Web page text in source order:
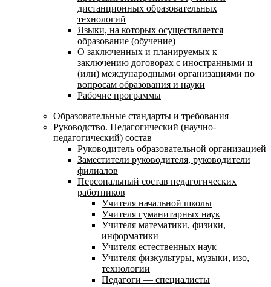
дистанционных образовательных
технологий
Языки, на которых осуществляется
образование (обучение)
О заключенных и планируемых к
заключению договорах с иностранными и
(или) международными организациями по
вопросам образования и науки
Рабочие программы
Образовательные стандарты и требования
Руководство. Педагогический (научно-
педагогический) состав
Руководитель образовательной организацией
Заместители руководителя, руководители
филиалов
Персональный состав педагогических
работников
Учителя начальной школы
Учителя гуманитарных наук
Учителя математики, физики,
информатики
Учителя естественных наук
Учителя физкультуры, музыки, изо,
технологии
Педагоги — специалисты